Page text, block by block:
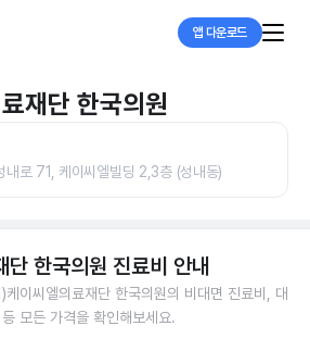
앱 다운로드
재단 한국의원
내로 71, 케이씨엘빌딩 2,3층 (성내동)
단 한국의원 진료비 안내
)케이씨엘의료재단 한국의원의 비대면 진료비, 대
모든 가격을 확인해보세요.